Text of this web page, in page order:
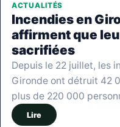
ACTUALITÉS
Incendies en
affirment que
sacrifiées
Depuis le 22 juillet, les
Gironde ont détruit 42
plus de 220 000
Lire